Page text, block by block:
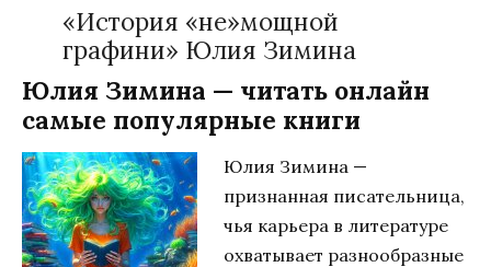
«История «не»мощной
графини» Юлия Зимина
Юлия Зимина — читать онлайн
самые популярные книги
Юлия Зимина —
признанная писательница,
чья карьера в литературе
охватывает разнообразные